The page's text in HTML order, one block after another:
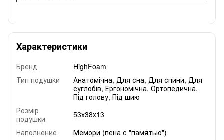
Характеристики
Бренд
HighFoam
Тип подушки
Анатомічна, Для сна, Для спини, Для
суглобів, Ергономічна, Ортопедична,
Під голову, Під шию
Розмір
подушки
53x38x13
Наполнение
Мемори (пена с "памятью")